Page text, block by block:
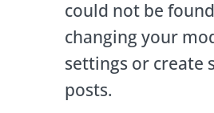
could not be
changing your
settings or create
posts.